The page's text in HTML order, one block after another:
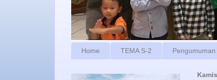
Home TEMA S-2 Pengumuman